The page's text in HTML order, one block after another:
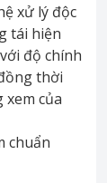
xử lý độc
tái hiện
độ chính
thời
của
chuẩn